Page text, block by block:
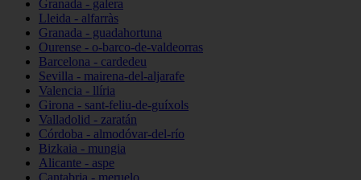
Granada - galera
Lleida - alfarràs
Granada - guadahortuna
Ourense - o-barco-de-valdeorras
Barcelona - cardedeu
Sevilla - mairena-del-aljarafe
Valencia - llíria
Girona - sant-feliu-de-guíxols
Valladolid - zaratán
Córdoba - almodóvar-del-río
Bizkaia - mungia
Alicante - aspe
Cantabria - meruelo